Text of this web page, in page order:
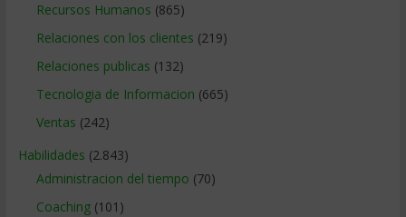
Recursos Humanos (865)
Relaciones con los clientes (219)
Relaciones publicas (132)
Tecnologia de Informacion (665)
Ventas (242)
Habilidades (2.843)
Administracion del tiempo (70)
Coaching(101)